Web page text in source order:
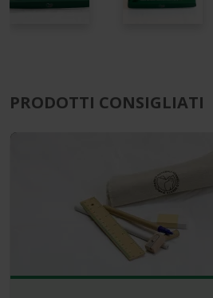
PRODOTTI CONSIGLIATI